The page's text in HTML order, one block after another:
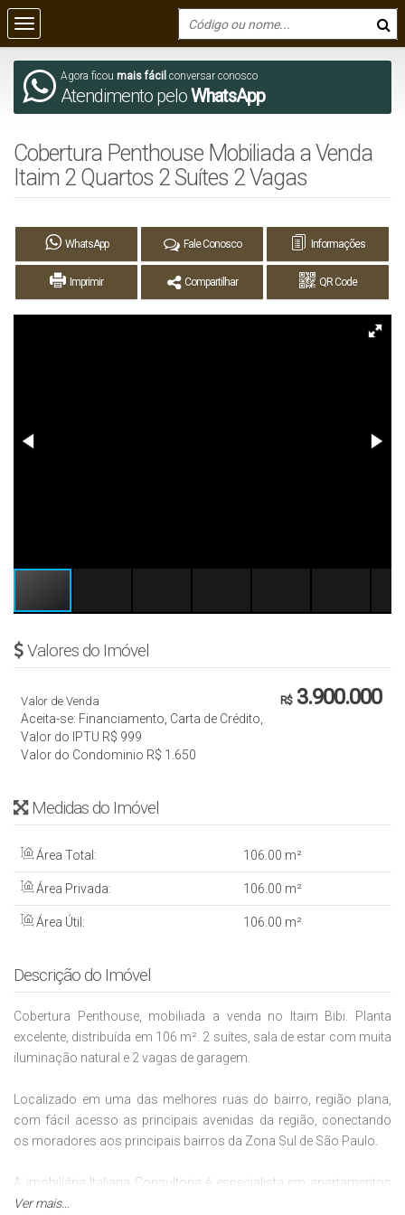
Agora ficou mais fácil conversar conosco
Atendimento peloWhatsApp
Cobertura Penthouse Mobiliada a Venda
Itaim 2 Quartos 2 Suítes 2 Vagas
WhatsApp Fale Conosco Informações
Imprimir Compartilhar QR Code
Valores do Imóvel
R$3.900.000
Valor de Venda
Aceita-se: Financiamento, Carta de Crédito,
Valor do IPTU R$ 999
Valor do Condominio R$ 1.650
Medidas do Imóvel
Área Total: 106.00 m²
Área Privada: 106.00 m²
Área Útil: 106.00 m²
Descrição do Imóvel
Cobertura Penthouse, mobiliada a venda no Itaim Bibi. Planta
excelente, distribuída em 106 m². 2 suítes, sala de estar com muita
iluminação natural e 2 vagas de garagem.
Localizado em uma das melhores ruas do bairro, região plana,
com fácil acesso as principais avenidas da região, conectando
os moradores aos principais bairros da Zona Sul de São Paulo.
A imobiliária Italiana Consultoria é especialista em apartamentos
de Alto Padrão, sempre nos principiais bairros da Sul de São
Ver mais...